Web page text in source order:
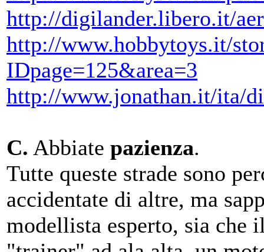
http://digilander.libero.it/
http://www.hobbytoys.it/
IDpage=125&area=3
http://www.jonathan.it/ita/
C. Abbiate pazienza.
Tutte queste strade sono
accidentate di altre, ma
modellista esperto, sia che